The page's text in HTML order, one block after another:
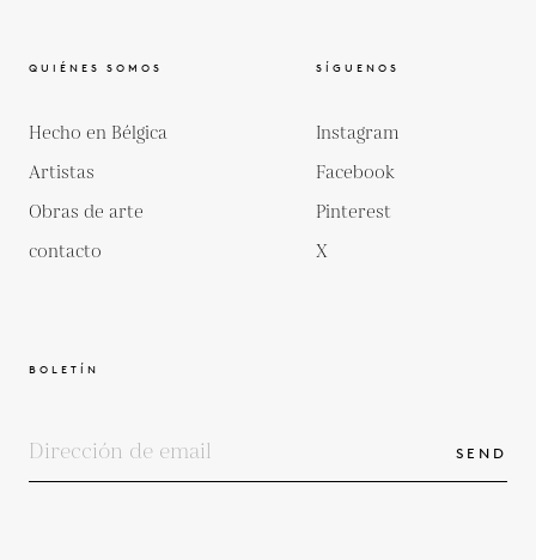
QUIÉNES SOMOS
Hecho en Bélgica
Artistas
Obras de arte
contacto
SÍGUENOS
Instagram
Facebook
Pinterest
X
BOLETÍN
SEND